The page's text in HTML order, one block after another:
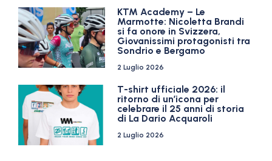
KTM Academy – Le
Marmotte: Nicoletta Brandi
si fa onore in Svizzera,
Giovanissimi protagonisti tra
Sondrio e Bergamo
2 Luglio 2026
T-shirt ufficiale 2026: il
ritorno di un’icona per
celebrare il 25 anni di storia
di La Dario Acquaroli
2 Luglio 2026